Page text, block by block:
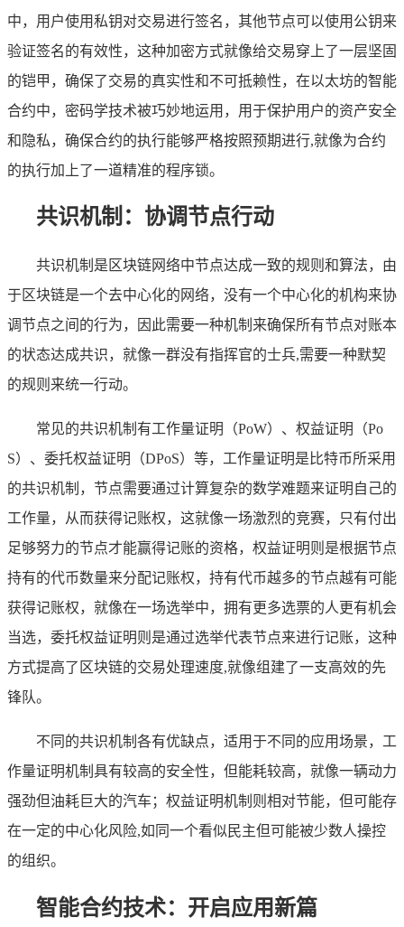
中，用户使用私钥对交易进行签名，其他节点可以使用公钥来
验证签名的有效性，这种加密方式就像给交易穿上了一层坚固
的铠甲，确保了交易的真实性和不可抵赖性，在以太坊的智能
合约中，密码学技术被巧妙地运用，用于保护用户的资产安全
和隐私，确保合约的执行能够严格按照预期进行,就像为合约
的执行加上了一道精准的程序锁。
共识机制：协调节点行动
共识机制是区块链网络中节点达成一致的规则和算法，由
于区块链是一个去中心化的网络，没有一个中心化的机构来协
调节点之间的行为，因此需要一种机制来确保所有节点对账本
的状态达成共识，就像一群没有指挥官的士兵,需要一种默契
的规则来统一行动。
常见的共识机制有工作量证明（PoW）、权益证明（Po
S）、委托权益证明（DPoS）等，工作量证明是比特币所采用
的共识机制，节点需要通过计算复杂的数学难题来证明自己的
工作量，从而获得记账权，这就像一场激烈的竞赛，只有付出
足够努力的节点才能赢得记账的资格，权益证明则是根据节点
持有的代币数量来分配记账权，持有代币越多的节点越有可能
获得记账权，就像在一场选举中，拥有更多选票的人更有机会
当选，委托权益证明则是通过选举代表节点来进行记账，这种
方式提高了区块链的交易处理速度,就像组建了一支高效的先
锋队。
不同的共识机制各有优缺点，适用于不同的应用场景，工
作量证明机制具有较高的安全性，但能耗较高，就像一辆动力
强劲但油耗巨大的汽车；权益证明机制则相对节能，但可能存
在一定的中心化风险,如同一个看似民主但可能被少数人操控
的组织。
智能合约技术：开启应用新篇